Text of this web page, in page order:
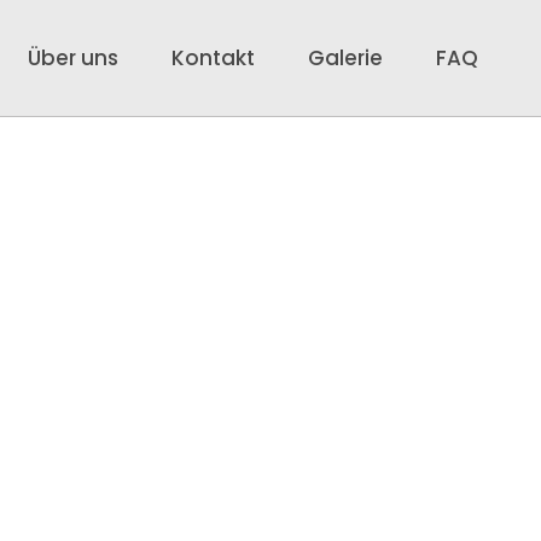
Über uns Kontakt Galerie FAQ